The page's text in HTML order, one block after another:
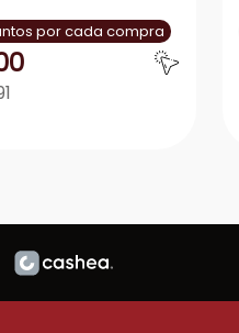
por cada compra